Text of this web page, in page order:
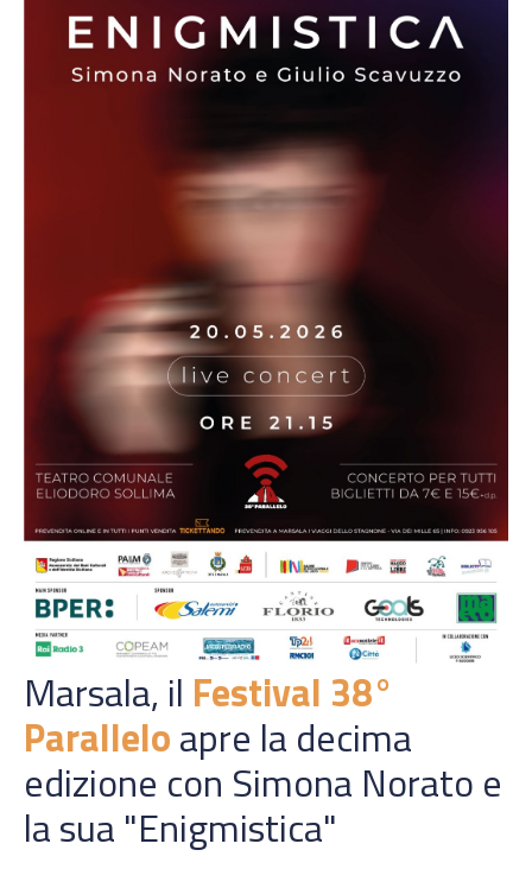
Marsala, il Festival 38°
Paralleloapre la decima
edizione con Simona Norato e
la sua "Enigmistica"